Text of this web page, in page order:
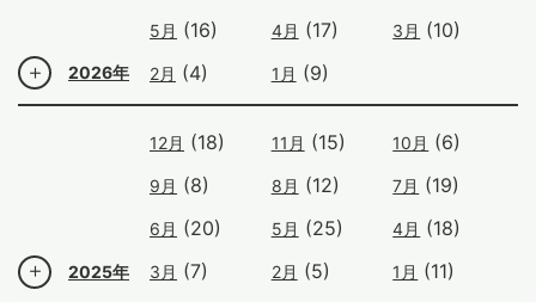
2026年
5月 (16) 4月 (17) 3月 (10)
2月 (4) 1月 (9)
2025年
12月 (18) 11月 (15) 10月 (6)
9月 (8) 8月 (12) 7月 (19)
6月 (20) 5月 (25) 4月 (18)
3月 (7) 2月 (5) 1月 (11)